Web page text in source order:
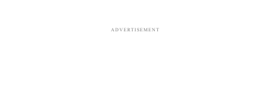
ADVERTISEMENT